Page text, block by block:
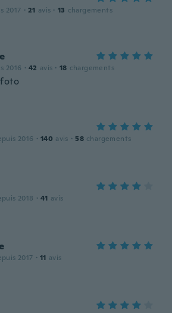
2017 · 21 avis · 13 chargements
2016 · 42 avis · 18 chargements
2016 · 140 avis · 58 chargements
2018 · 41 avis
2017 · 11 avis